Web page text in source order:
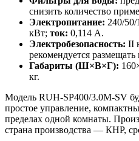
снизить количество
Электропитание: 240/
кВт; ток: 0,114 А.
Электробезопасность: II
рекомендуется
Габариты (Ш×В×Г):
кг.
Модель RUH-SP400/3.0M-SV
простое управление,
пределах одной комнаты.
страна производства — КНР,